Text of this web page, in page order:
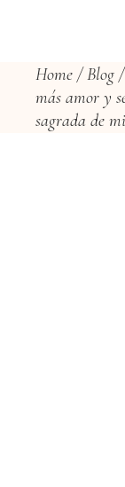
Home Blog
más amor y
sagrada de